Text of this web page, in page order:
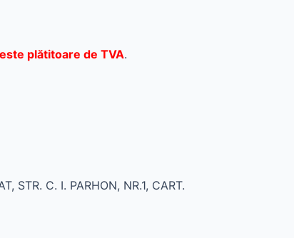
plătitoare de TVA.
STR. C. I. PARHON, NR.1, CART.